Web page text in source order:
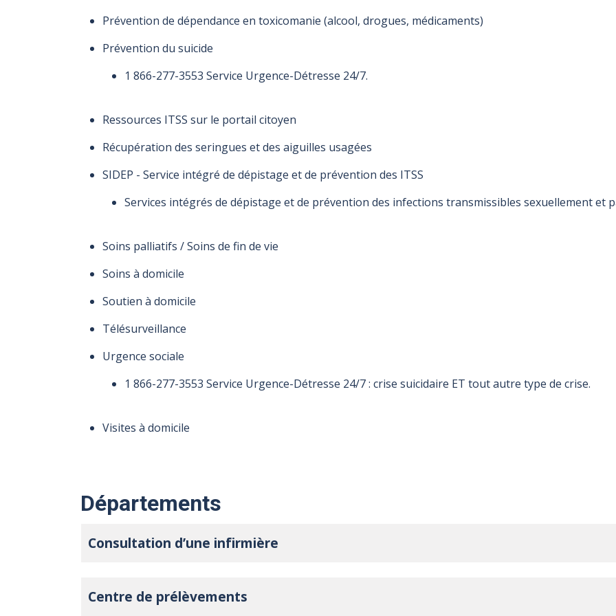
fermeture à 17 h
vendredis.
fermeture à 17 h
vendredis.
Prévention de dépendance en toxicomanie (alcool, drogues, médicaments)
Prévention du suicide
1 866-277-3553 Service Urgence-Détresse 24/7.
Ressources ITSS sur le portail citoyen
Récupération des seringues et des aiguilles usagées
SIDEP - Service intégré de dépistage et de prévention des ITSS
Services intégrés de dépistage et de prévention des infections transmissibles sexuellement et
Soins palliatifs / Soins de fin de vie
Soins à domicile
Soutien à domicile
Télésurveillance
Urgence sociale
1 866-277-3553 Service Urgence-Détresse 24/7 : crise suicidaire ET tout autre type de crise.
Visites à domicile
Départements
Consultation d’une infirmière
Centre de prélèvements